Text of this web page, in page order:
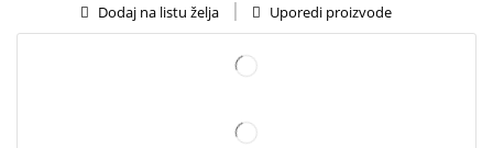
Dodaj na listu želja Uporedi proizvode